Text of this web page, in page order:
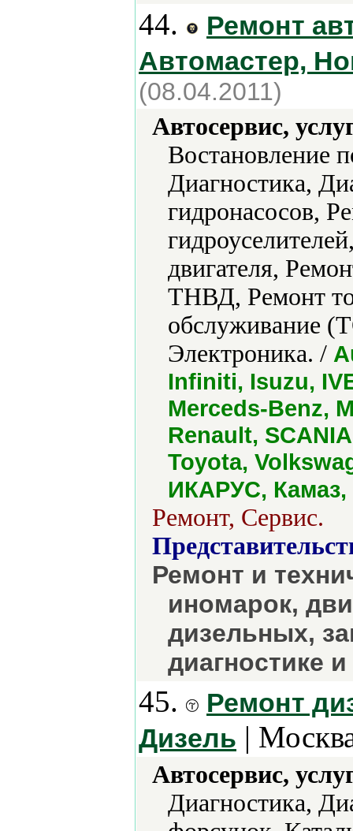
44.
Ремонт
Автомастер,
(08.04.2011)
Автосервис,
Востановление
Диагностика,
гидронасосов,
двигателя,
ТНВД, Ремонт
обслуживание
Электроника. /
Infiniti, Isuzu,
Merceds-Benz,
Renault,
Toyota,
ИКАРУС,
Ремонт, Сервис.
Ремонт и
иномарок,
дизельных,
диагностике
45.
Ремонт
Дизель |
Автосервис,
Диагностика,